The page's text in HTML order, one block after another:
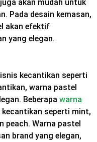
akan mudah untuk
Pada desain kemasan,
akan efektif
yang elegan.
kecantikan seperti
warna pastel
Beberapa warna
seperti mint,
peach. Warna pastel
brand yang elegan,